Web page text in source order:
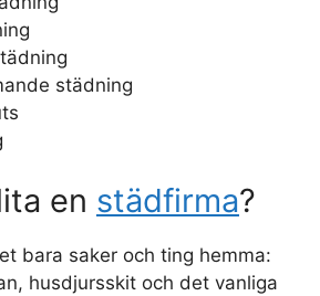
städning
en städfirma?
bara saker och ting hemma:
husdjursskit och det vanliga